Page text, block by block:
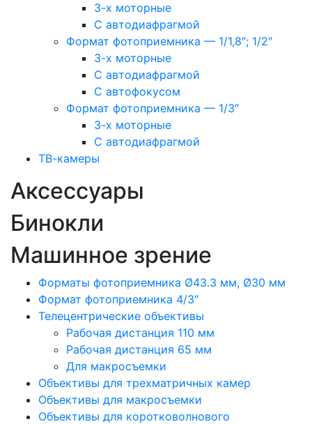
3-х моторные
С автодиафрагмой
Формат фотоприемника — 1/1,8″; 1/2″
3-х моторные
С автодиафрагмой
С автофокусом
Формат фотоприемника — 1/3″
3-х моторные
С автодиафрагмой
ТВ-камеры
Аксессуары
Бинокли
Машинное зрение
Форматы фотоприемника Ø43.3 мм, Ø30 мм
Формат фотоприемника 4/3″
Телецентрические объективы
Рабочая дистанция 110 мм
Рабочая дистанция 65 мм
Для макросъемки
Объективы для трехматричных камер
Объективы для макросъемки
Объективы для коротковолнового